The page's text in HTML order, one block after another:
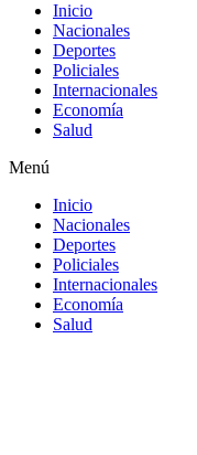
Inicio
Nacionales
Deportes
Policiales
Internacionales
Economía
Salud
Menú
Inicio
Nacionales
Deportes
Policiales
Internacionales
Economía
Salud